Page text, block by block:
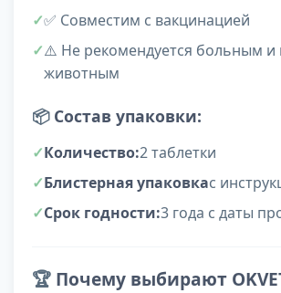
✅ Совместим с вакцинацией
⚠️ Не рекомендуется больным
животным
📦 Состав упаковки:
Количество:2 таблетки
Блистерная упаковкас
Срок годности:3 года с даты
🏆 Почему выбирают